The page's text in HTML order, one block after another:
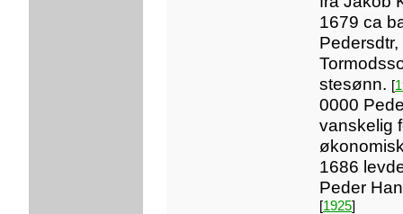
1679 ca
stesønn. [
0000
vanskelig
1686
Peder
[1925]